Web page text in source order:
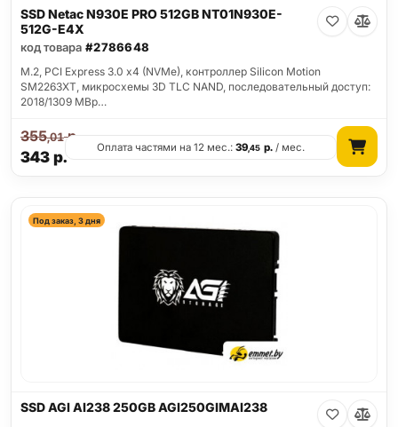
SSD Netac N930E PRO 512GB NT01N930E-
512G-E4X
код товара #2786648
M.2, PCI Express 3.0 x4 (NVMe), контроллер Silicon Motion
SM2263XT, микросхемы 3D TLC NAND, последовательный доступ:
2018/1309 MBp…
343р.
355,01р.
Оплата частями на 12 мес.:39,45 р./ мес.
Под заказ, 3 дня
SSD AGI AI238 250GB AGI250GIMAI238